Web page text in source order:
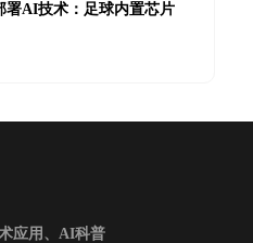
署AI技术：足球内置芯片
应用、AI科普